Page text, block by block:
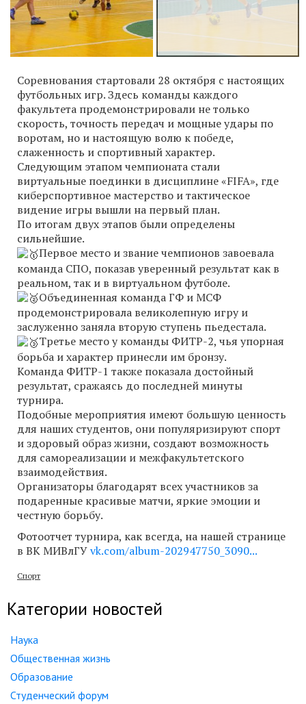
Соревнования стартовали 28 октября с настоящих
футбольных игр. Здесь команды каждого
факультета продемонстрировали не только
скорость, точность передач и мощные удары по
воротам, но и настоящую волю к победе,
слаженность и спортивный характер.
Следующим этапом чемпионата стали
виртуальные поединки в дисциплине «FIFA», где
киберспортивное мастерство и тактическое
видение игры вышли на первый план.
По итогам двух этапов были определены
сильнейшие.
Первое место и звание чемпионов завоевала
команда СПО, показав уверенный результат как в
реальном, так и в виртуальном футболе.
Объединенная команда ГФ и МСФ
продемонстрировала великолепную игру и
заслуженно заняла вторую ступень пьедестала.
Третье место у команды ФИТР-2, чья упорная
борьба и характер принесли им бронзу.
Команда ФИТР-1 также показала достойный
результат, сражаясь до последней минуты
турнира.
Подобные мероприятия имеют большую ценность
для наших студентов, они популяризируют спорт
и здоровый образ жизни, создают возможность
для самореализации и межфакультетского
взаимодействия.
Организаторы благодарят всех участников за
подаренные красивые матчи, яркие эмоции и
честную борьбу.
Фотоотчет турнира, как всегда, на нашей странице
в ВК МИВлГУvk.com/album-202947750_3090...
Спорт
Категории новостей
Наука
Общественная жизнь
Образование
Студенческий форум